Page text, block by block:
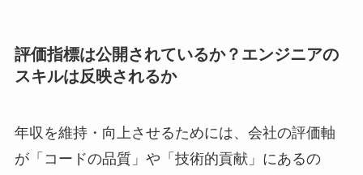
評価指標は公開されているか？エンジニアの
スキルは反映されるか
年収を維持・向上させるためには、会社の評価軸
が「コードの品質」や「技術的貢献」にあるの